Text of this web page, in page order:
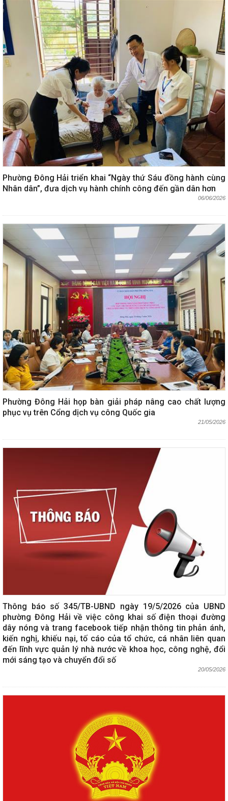
Phường Đông Hải triển khai “Ngày thứ Sáu đồng hành cùng
Nhân dân”, đưa dịch vụ hành chính công đến gần dân hơn
06/06/2026
Phường Đông Hải họp bàn giải pháp nâng cao chất lượng
phục vụ trên Cổng dịch vụ công Quốc gia
21/05/2026
Thông báo số 345/TB-UBND ngày 19/5/2026 của UBND
phường Đông Hải về việc công khai số điện thoại đường
dây nóng và trang facebook tiếp nhận thông tin phản ánh,
kiến nghị, khiếu nại, tố cáo của tổ chức, cá nhân liên quan
đến lĩnh vực quản lý nhà nước về khoa học, công nghệ, đổi
mới sáng tạo và chuyển đổi số
20/05/2026